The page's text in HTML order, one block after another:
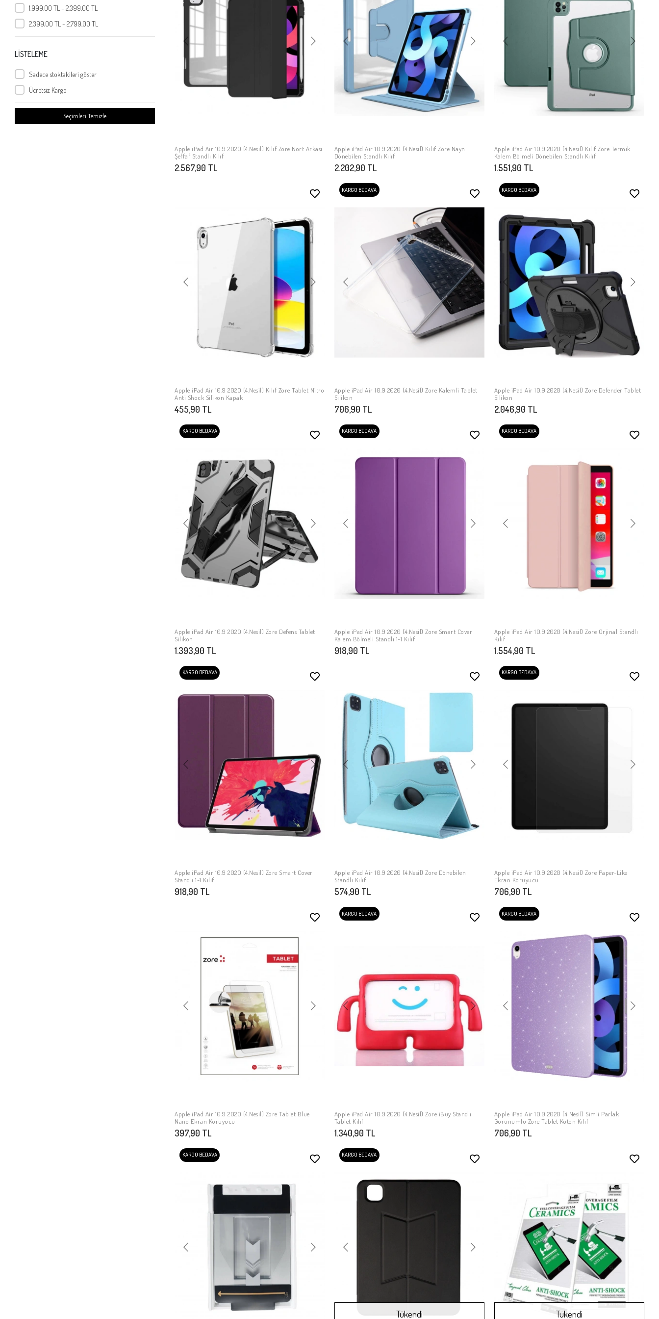
iPad Air 10.9 2022 (5.Nesil)
iPad 10.9 (10.Nesil) 2022
iPad Pro 11 2022 M2
iPad 10.9 2022 (10.Nesil)
iPad Air 11 2024
iPad Air 13 2024
iPad Pro 11 2024
1.999,00 TL - 2.399,00 TL
2.399,00 TL - 2.799,00 TL
LİSTELEME
Sadece stoktakileri göster
Ücretsiz Kargo
Seçimleri Temizle
SEPETE EKLE
Apple iPad Air 10.9 2020 (4.Nesil) Kılıf Zore Nort Arkası
Şeffaf Standlı Kılıf
2.567,90 TL
SEPETE EKLE
Apple iPad Air 10.9 2020 (4.Nesil) Kılıf Zore Nayn
Dönebilen Standlı Kılıf
2.202,90 TL
SEPETE EKLE
Apple iPad Air 10.9 2020 (4.Nesil) Kılıf Zore Termik
Kalem Bölmeli Dönebilen Standlı Kılıf
1.551,90 TL
SEPETE EKLE
Apple iPad Air 10.9 2020 (4.Nesil) Kılıf Zore Tablet Nitro
Anti Shock Silikon Kapak
455,90 TL
KARGO BEDAVA
SEPETE EKLE
Apple iPad Air 10.9 2020 (4.Nesil) Zore Kalemli Tablet
Silikon
706,90 TL
KARGO BEDAVA
SEPETE EKLE
Apple iPad Air 10.9 2020 (4.Nesil) Zore Defender Tablet
Silikon
2.046,90 TL
KARGO BEDAVA
SEPETE EKLE
Apple iPad Air 10.9 2020 (4.Nesil) Zore Defens Tablet
Silikon
1.393,90 TL
KARGO BEDAVA
SEPETE EKLE
Apple iPad Air 10.9 2020 (4.Nesil) Zore Smart Cover
Kalem Bölmeli Standlı 1-1 Kılıf
918,90 TL
KARGO BEDAVA
SEPETE EKLE
Apple iPad Air 10.9 2020 (4.Nesil) Zore Orjinal Standlı
Kılıf
1.554,90 TL
KARGO BEDAVA
SEPETE EKLE
Apple iPad Air 10.9 2020 (4.Nesil) Zore Smart Cover
Standlı 1-1 Kılıf
918,90 TL
SEPETE EKLE
Apple iPad Air 10.9 2020 (4.Nesil) Zore Dönebilen
Standlı Kılıf
574,90 TL
KARGO BEDAVA
SEPETE EKLE
Apple iPad Air 10.9 2020 (4.Nesil) Zore Paper-Like
Ekran Koruyucu
706,90 TL
SEPETE EKLE
Apple iPad Air 10.9 2020 (4.Nesil) Zore Tablet Blue
Nano Ekran Koruyucu
397,90 TL
KARGO BEDAVA
SEPETE EKLE
Apple iPad Air 10.9 2020 (4.Nesil) Zore iBuy Standlı
Tablet Kılıf
1.340,90 TL
KARGO BEDAVA
SEPETE EKLE
Apple iPad Air 10.9 2020 (4 Nesil) Simli Parlak
Görünümlü Zore Tablet Koton Kılıf
706,90 TL
KARGO BEDAVA KARGO BEDAVA
Stokta Yok
Tükendi
Stokta Yok
Tükendi